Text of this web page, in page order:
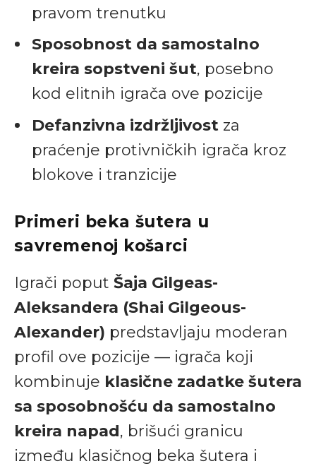
pravom trenutku
Sposobnost da samostalno
kreira sopstveni šut, posebno
kod elitnih igrača ove pozicije
Defanzivna izdržljivost za
praćenje protivničkih igrača kroz
blokove i tranzicije
Primeri beka šutera u
savremenoj košarci
Igrači poput Šaja Gilgeas-
Aleksandera (Shai Gilgeous-
Alexander) predstavljaju moderan
profil ove pozicije — igrača koji
kombinuje klasične zadatke šutera
sa sposobnošću da samostalno
kreira napad, brišući granicu
između klasičnog beka šutera i